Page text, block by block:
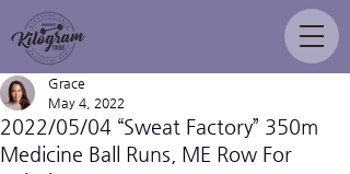
2022/05/04 “Sweat Factory” 350m
Medicine Ball Runs, ME Row For
Grace
May 4, 2022